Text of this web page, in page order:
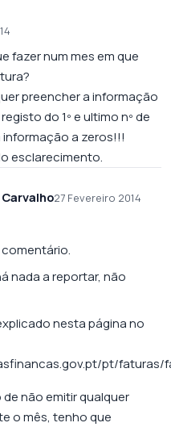
fazer num mes em que
preencher a informação
do 1º e ultimo nº de
a zeros!!!
esclarecimento.
27 Fevereiro 2014
nada a reportar, não
nesta página no
pt/faturas/
de não emitir qualquer
o mês, tenho que